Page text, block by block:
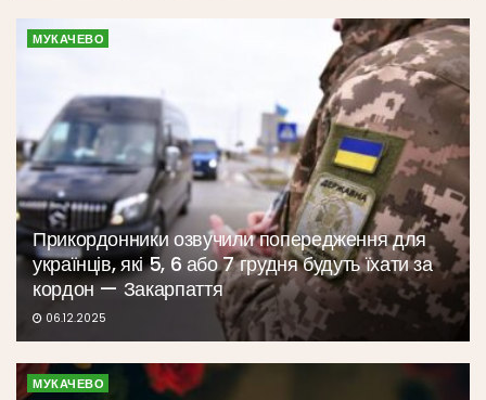
МУКАЧЕВО
Прикордонники озвучили попередження для
українців, які 5, 6 або 7 грудня будуть їхати за
кордон — Закарпаття
06.12.2025
МУКАЧЕВО